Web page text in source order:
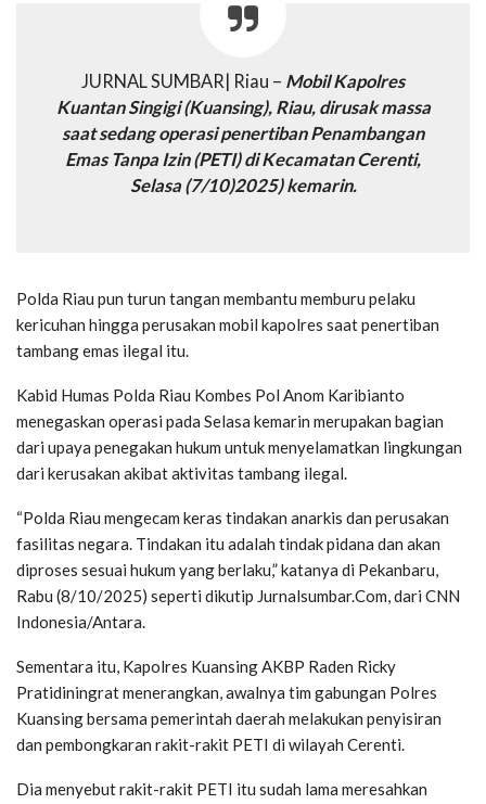
JURNAL SUMBAR| Riau – Mobil Kapolres
Kuantan Singigi (Kuansing), Riau, dirusak massa
saat sedang operasi penertiban Penambangan
Emas Tanpa Izin (PETI) di Kecamatan Cerenti,
Selasa (7/10)2025) kemarin.
Polda Riau pun turun tangan membantu memburu pelaku
kericuhan hingga perusakan mobil kapolres saat penertiban
tambang emas ilegal itu.
Kabid Humas Polda Riau Kombes Pol Anom Karibianto
menegaskan operasi pada Selasa kemarin merupakan bagian
dari upaya penegakan hukum untuk menyelamatkan lingkungan
dari kerusakan akibat aktivitas tambang ilegal.
“Polda Riau mengecam keras tindakan anarkis dan perusakan
fasilitas negara. Tindakan itu adalah tindak pidana dan akan
diproses sesuai hukum yang berlaku,” katanya di Pekanbaru,
Rabu (8/10/2025) seperti dikutip Jurnalsumbar.Com, dari CNN
Indonesia/Antara.
Sementara itu, Kapolres Kuansing AKBP Raden Ricky
Pratidiningrat menerangkan, awalnya tim gabungan Polres
Kuansing bersama pemerintah daerah melakukan penyisiran
dan pembongkaran rakit-rakit PETI di wilayah Cerenti.
Dia menyebut rakit-rakit PETI itu sudah lama meresahkan